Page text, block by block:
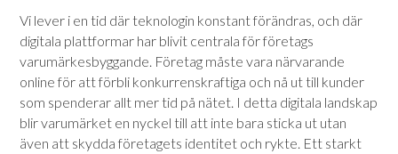
Vi lever i en tid där teknologin konstant förändras, och där
digitala plattformar har blivit centrala för företags
varumärkesbyggande. Företag måste vara närvarande
online för att förbli konkurrenskraftiga och nå ut till kunder
som spenderar allt mer tid på nätet. I detta digitala landskap
blir varumärket en nyckel till att inte bara sticka ut utan
även att skydda företagets identitet och rykte. Ett starkt